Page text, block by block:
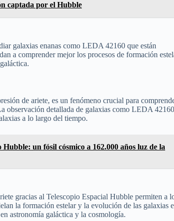
captada por el Hubble
galaxias enanas como LEDA 42160 que están
a comprender mejor los procesos de formación
de ariete, es un fenómeno crucial para
observación detallada de galaxias como LEDA 42160
a lo largo del tiempo.
un fósil cósmico a 162.000 años luz de la
gracias al Telescopio Espacial Hubble permiten a
la formación estelar y la evolución de las galaxias
astronomía galáctica y la cosmología.